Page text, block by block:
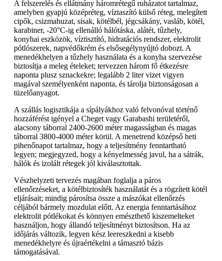
A felszerelés és ellátmány háromrétegű ruházatot tartalmaz,
amelyben gyapjú középréteg, víztaszító külső réteg, melegített
cipők, csizmahuzat, sisak, kötélbél, jégcsákány, vasláb, kötél,
karabiner, -20°C-ig ellenálló hálótáska, alátét, tűzhely,
konyhai eszközök, víztisztító, hidratációs rendszer, elektrolit
pótlószerek, napvédőkrém és elsősegélynyújtó dobozt. A
menedékhelyen a tűzhely használata és a konyha szervezése
biztosítja a meleg ételeket; tervezzen három fő étkezésre
naponta plusz sznackekre; legalább 2 liter vizet vigyen
magával személyenként naponta, és tárolja biztonságosan a
tüzelőanyagot.
A szállás logisztikája a sípályákhoz való felvonóval történő
hozzáférést igényel a Cheget vagy Garabashi területéről,
alacsony táborral 2400-2600 méter magasságban és magas
táborral 3800-4000 méter körül. A menetrend középső heti
pihenőnapot tartalmaz, hogy a teljesítmény fenntartható
legyen; megjegyzed, hogy a kényelmesség javul, ha a sátrák,
hálók és izolált rétegek jól kiválasztottak.
Vészhelyzeti tervezés magában foglalja a páros
ellenőrzéseket, a kötélbiztosíték használatát és a rögzített kötél
eljárásait; mindig párosítsa össze a mászókat ellenőrzés
céljából bármely mozdulat előtt. Az energia fenntartásához
elektrolit pótlékokat és könnyen emészthető kiszemelteket
használjon, hogy állandó teljesítményt biztosítson. Ha az
időjárás változik, legyen kész leereszkedni a kisebb
menedékhelyre és újraértékelni a támasztó bázis
támogatásával.